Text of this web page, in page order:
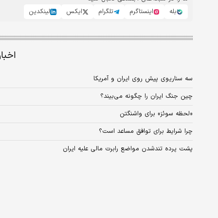
بله
اینستاگرم تلگرام ایکس لینکدین
سه سناریوی پیش روی ایران و آمریکا
چین جنگ ایران را چگونه می‌بیند؟
«لحظه سوئز» برای واشنگتن
چرا شرایط برای توافق مساعد است؟
پشت پرده تندشدن مواضع رابرت مالی علیه ایران